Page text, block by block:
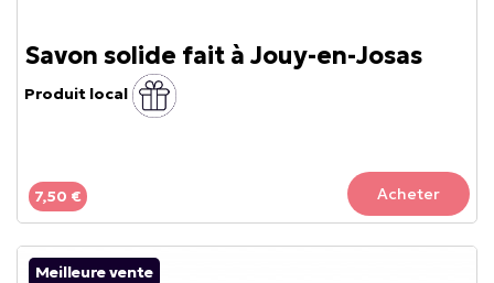
Savon solide fait à Jouy-en-Josas
Produit local
7,50 € Acheter
Meilleure vente